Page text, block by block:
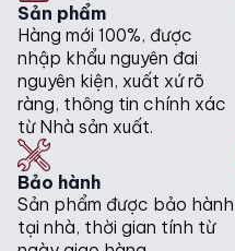
Sản phẩm
Hàng mới 100%, được
nhập khẩu nguyên đai
nguyên kiện, xuất xứ rõ
ràng, thông tin chính xác
từ Nhà sản xuất.
Bảo hành
Sản phẩm được bảo hành
tại nhà, thời gian tính từ